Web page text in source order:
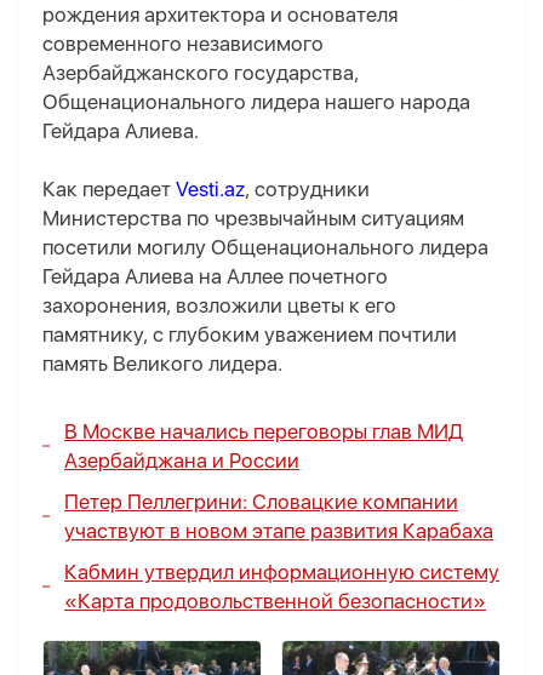
рождения архитектора и основателя
современного независимого
Азербайджанского государства,
Общенационального лидера нашего народа
Гейдара Алиева.
Как передает Vesti.az, сотрудники
Министерства по чрезвычайным ситуациям
посетили могилу Общенационального лидера
Гейдара Алиева на Аллее почетного
захоронения, возложили цветы к его
памятнику, с глубоким уважением почтили
память Великого лидера.
В Москве начались переговоры глав МИД
Азербайджана и России
Петер Пеллегрини: Словацкие компании
участвуют в новом этапе развития Карабаха
Кабмин утвердил информационную систему
«Карта продовольственной безопасности»